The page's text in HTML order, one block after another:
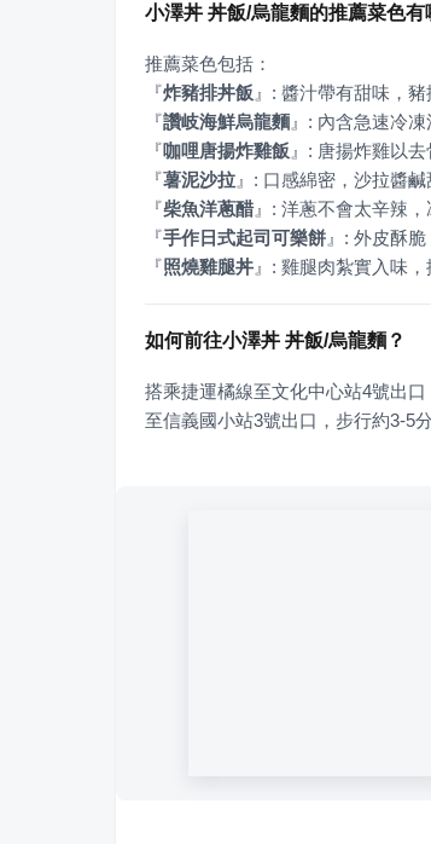
小澤丼 丼飯/烏龍麵的推薦菜色有
『炸豬排丼飯 』
『讚岐海鮮烏龍麵 』
『咖哩唐揚炸雞飯 』
『薯泥沙拉 』
『柴魚洋蔥醋』
『手作日式起司可樂餅 』
『照燒雞腿丼 』 : 雞腿肉紮實入味，
如何前往小澤丼 丼飯/烏龍麵？
搭乘捷運橘線至文化中心站4號出
至信義國小站3號出口，步行約3-5